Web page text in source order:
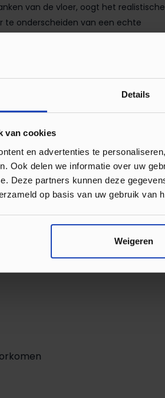
Details
van cookies
en advertenties te
Ook delen we informatie over uw
Deze partners kunnen deze
op basis van uw gebruik van
Weigeren
van de vloer, oogt het
te onderscheiden van een echte
dan hout. Zo is de PVC vloer 100%
te verwijderen met behulp
zijn dat de vloer gaat beschadigen
kan water immers niet in de vloer
plezier geven zonder dat u hier naar
End collectie
vloeren zijn? Al deze vloeren komen
maakt om tot een uiteindelijke keuze
de bomen het bos niet meer ziet
om te weten dat iedere vloer zijn
Naturals collectie voordelen die